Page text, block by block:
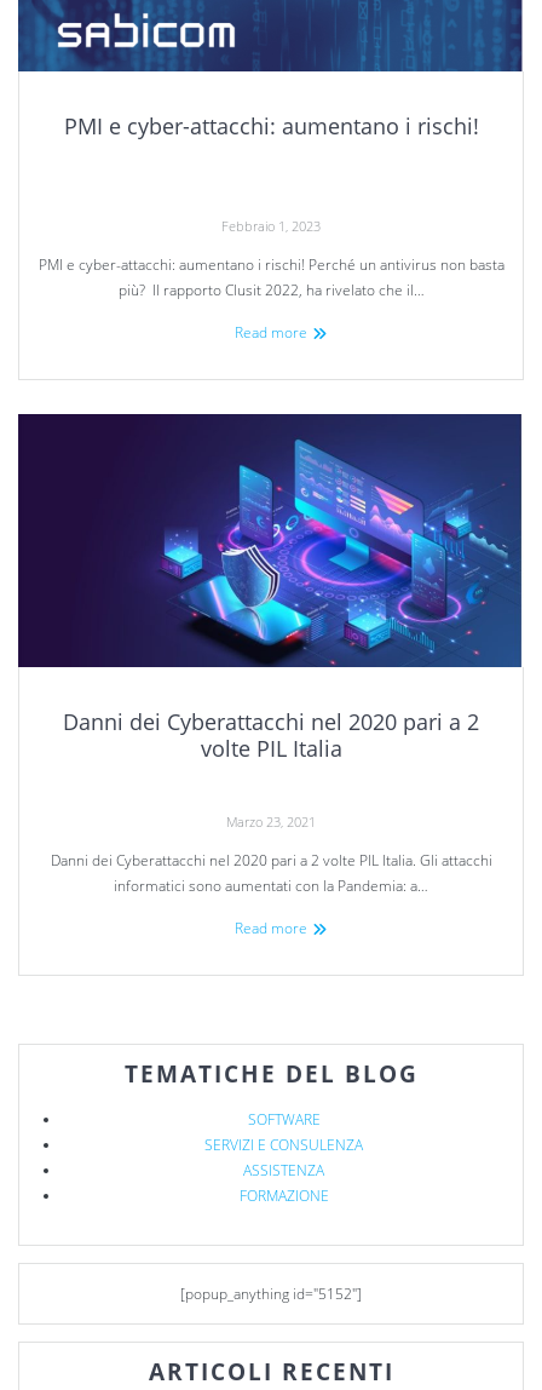
PMI e cyber-attacchi: aumentano i rischi!
Febbraio 1, 2023
PMI e cyber-attacchi: aumentano i rischi! Perché un antivirus non basta
più? Il rapporto Clusit 2022, ha rivelato che il…
Read more
Danni dei Cyberattacchi nel 2020 pari a 2
volte PIL Italia
Marzo 23, 2021
Danni dei Cyberattacchi nel 2020 pari a 2 volte PIL Italia. Gli attacchi
informatici sono aumentati con la Pandemia: a…
Read more
TEMATICHE DEL BLOG
SOFTWARE
SERVIZI E CONSULENZA
ASSISTENZA
FORMAZIONE
[popup_anything id="5152"]
ARTICOLI RECENTI